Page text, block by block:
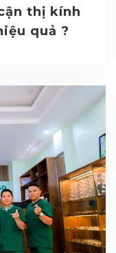
thị kính
quả ?